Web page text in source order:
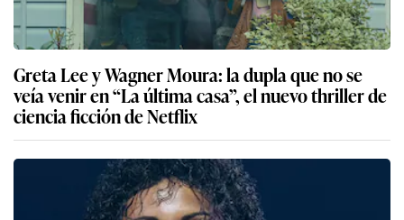
Greta Lee y Wagner Moura: la dupla que no se
veía venir en “La última casa”, el nuevo thriller de
ciencia ficción de Netflix